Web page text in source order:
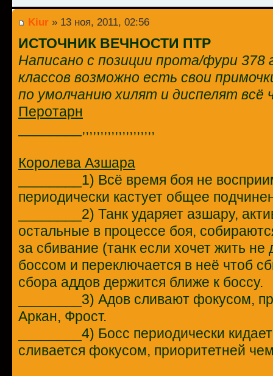
Kiur » 13 ноя, 2011, 02:56
ИСТОЧНИК ВЕЧНОСТИ ПТР
Написано с позиции прота/фури 378
классов возможно есть свои
по умолчанию хилят и диспелят всё
Перотарн
________,,,,,,,,,,,,,,,,,,,,
Королева Азшара
________1) Всё время боя не
периодически кастует общее
________2) Танк ударяет азшару,
остальные в процессе боя,
за сбивание (танк если хочет жить не
боссом и переключается в неё чтоб
сбора аддов держится ближе к боссу.
________3) Адов сливают фокусом,
Аркан, Фрост.
________4) Босс периодически
сливается фокусом, приоритетней